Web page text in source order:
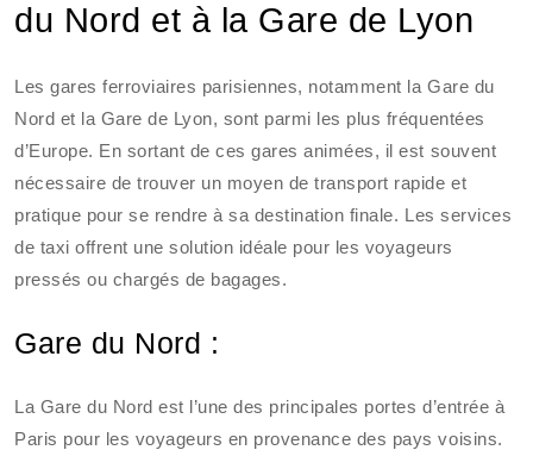
du Nord et à la Gare de Lyon
Les gares ferroviaires parisiennes, notamment la Gare du
Nord et la Gare de Lyon, sont parmi les plus fréquentées
d’Europe. En sortant de ces gares animées, il est souvent
nécessaire de trouver un moyen de transport rapide et
pratique pour se rendre à sa destination finale. Les services
de taxi offrent une solution idéale pour les voyageurs
pressés ou chargés de bagages.
Gare du Nord :
La Gare du Nord est l’une des principales portes d’entrée à
Paris pour les voyageurs en provenance des pays voisins.